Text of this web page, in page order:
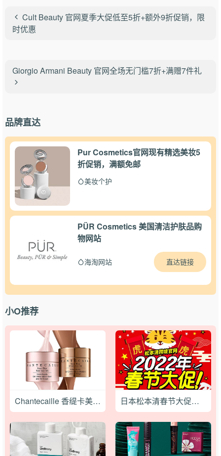
Cult Beauty 官网夏季大促低至5折+额外9折促销，限
时优惠
Giorgio Armani Beauty 官网全场无门槛7折+满赠7件礼
品牌直达
Pur Cosmetics官网现有精选美妆5
折促销，满额免邮
美妆个护
PÜR Cosmetics 美国清洁护肤品购
物网站
海淘网站 直达链接
小O推荐
Chantecaille 香缇卡美国官网现全场无门槛7.5折促销，满额免邮 日本松本清春节大促最高立减6000日元，税前满5000日元包邮不限重